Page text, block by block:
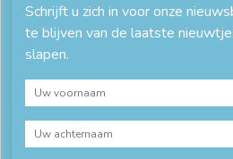
Schrijft u zich in voor onze
te blijven van de laatste
slapen.